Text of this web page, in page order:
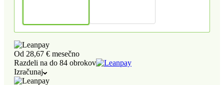
Od 28,67 € mesečno
Razdeli na do 84 obrokov
Izračunaj